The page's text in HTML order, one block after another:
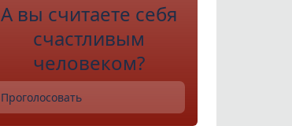
А вы считаете себя
счастливым
человеком?
Проголосовать